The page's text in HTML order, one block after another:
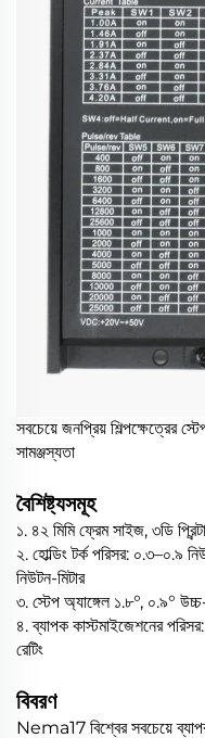
সবচেয়ে জনপ্রিয় শিল্পক্ষেত্রের
সামঞ্জস্যতা
বৈশিষ্ট্যসমূহ
১. ৪২ মিমি ফ্রেম সাইজ, ৩ডি
২. হোল্ডিং টর্ক পরিসর: ০.৩–০.৯
নিউটন-মিটার
৩. স্টেপ অ্যাঙ্গেল ১.৮°, ০.৯°
৪. ব্যাপক কাস্টমাইজেশনের
রেটিং
বিবরণ
Nema17 বিশ্বের সবচেয়ে